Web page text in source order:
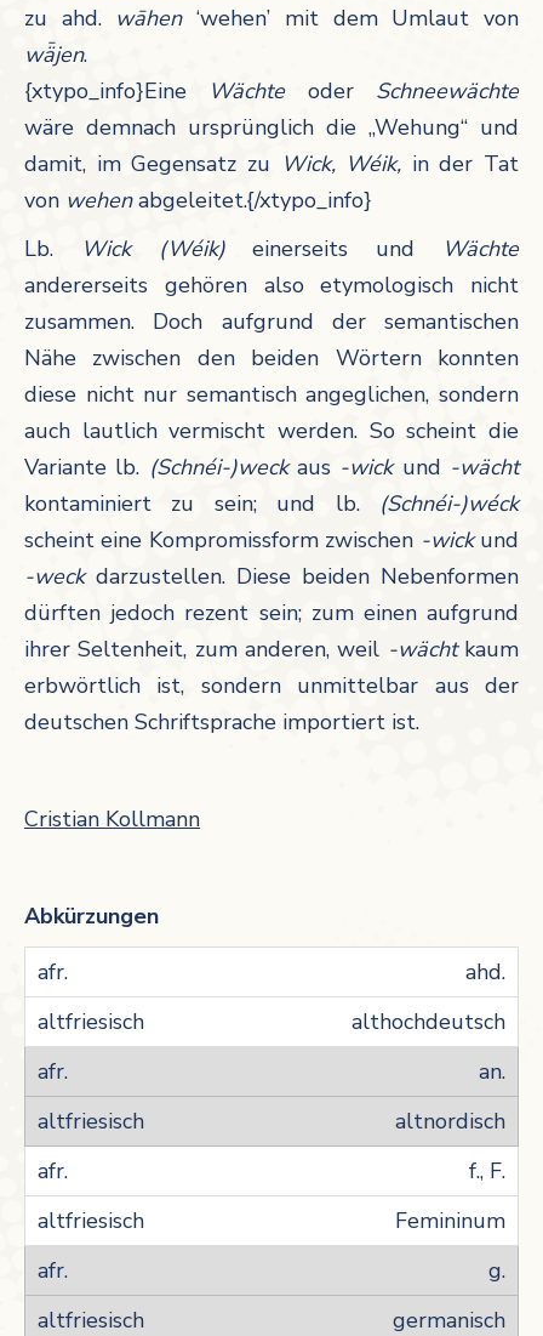
zu ahd. wāhen‘wehen’ mit dem Umlaut von
wǟjen.
{xtypo_info}Eine
Wächteoder Schneewächte
wäre demnach ursprünglich die „Wehung“ und
damit, im Gegensatz zu Wick, Wéik, in der Tat
von wehenabgeleitet.{/xtypo_info}
Lb.
Wick (Wéik)einerseits und
Wächte
andererseits gehören also etymologisch nicht
zusammen. Doch aufgrund der semantischen
Nähe zwischen den beiden Wörtern konnten
diese nicht nur semantisch angeglichen, sondern
auch lautlich vermischt werden. So scheint die
Variante lb. (Schnéi-)weckaus -wick und -wächt
kontaminiert zu sein; und lb. (Schnéi-)wéck
scheint eine Kompromissform zwischen -wickund
-weck darzustellen. Diese beiden Nebenformen
dürften jedoch rezent sein; zum einen aufgrund
ihrer Seltenheit, zum anderen, weil -wächt kaum
erbwörtlich ist, sondern unmittelbar aus der
deutschen Schriftsprache importiert ist.
Cristian Kollmann
Abkürzungen
ahd.
althochdeutsch
an.
altnordisch
f., F.
Femininum
g.
germanisch